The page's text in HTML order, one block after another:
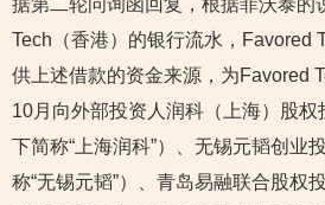
Tech（香港）的银行流水，Favored
供上述借款的资金来源，为Favored
10月向外部投资人润科（上海）股权
下简称“上海润科”）、无锡元韬创业
称“无锡元韬”）、青岛易融联合股权